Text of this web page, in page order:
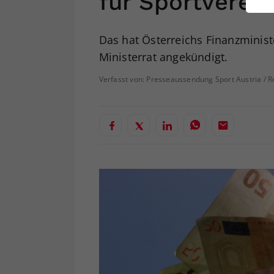
Das hat Österreichs
Ministerrat angekündigt.
Verfasst von: Presseaussendung Sport Austria /